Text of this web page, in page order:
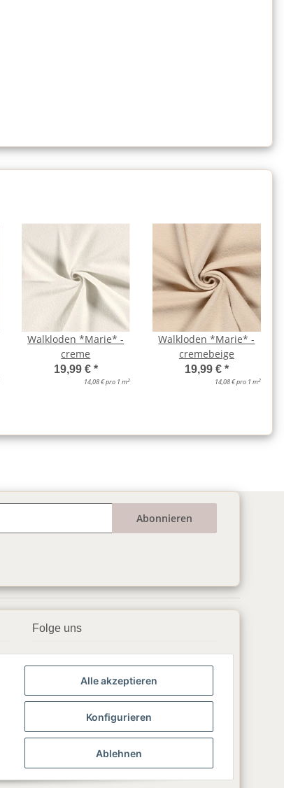
Walkloden *Marie* -
creme
19,99 € *
14,08 € pro 1 m2
Walkloden *Marie* -
cremebeige
19,99 € *
14,08 € pro 1 m2
Abonnieren
Folge uns
▶️ YouTube
📸 Instagram
💬 WhatsApp
Alle akzeptieren
Konfigurieren
Ablehnen